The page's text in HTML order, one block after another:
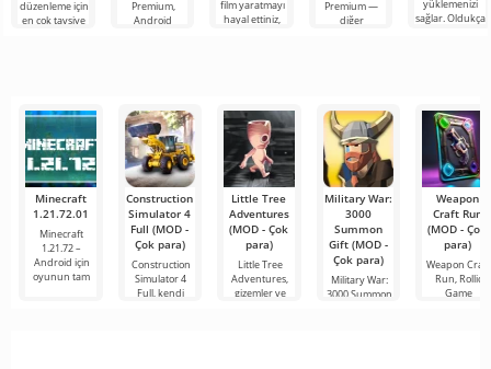
düzenleme için
en çok tavsiye
Premium,
Android
film yaratmayı
hayal ettiniz,
Premium —
diğer
sağlayan
yüklemenizi
sağlar. Oldukça
Minecraft
1.21.72.01
Minecraft
1.21.72 –
Android için
oyunun tam
Construction
Simulator 4
Full (MOD -
Çok para)
Construction
Simulator 4
Full, kendi
Little Tree
Adventures
(MOD - Çok
para)
Little Tree
Adventures,
gizemler ve
Military War:
3000
Summon
Gift (MOD -
Çok para)
Military War:
3000 Summon
Weapon
Craft Run
(MOD - Çok
para)
Weapon Craft
Run, Rollic
Game